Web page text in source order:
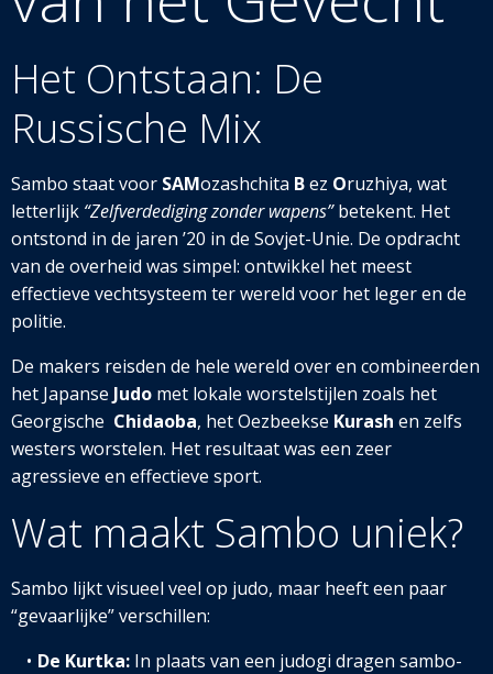
Het Ontstaan: De
Russische Mix
Sambo staat voor SAMozashchita Bez Oruzhiya, wat
letterlijk “Zelfverdediging zonder wapens”betekent. Het
ontstond in de jaren ’20 in de Sovjet-Unie. De opdracht
van de overheid was simpel: ontwikkel het meest
effectieve vechtsysteem ter wereld voor het leger en de
politie.
De makers reisden de hele wereld over en combineerden
het Japanse Judo met lokale worstelstijlen zoals het
Georgische Chidaoba, het Oezbeekse Kurash en zelfs
westers worstelen. Het resultaat was een zeer
agressieve en effectieve sport.
Wat maakt Sambo uniek?
Sambo lijkt visueel veel op judo, maar heeft een paar
“gevaarlijke” verschillen:
De Kurtka:In plaats van een judogi dragen sambo-